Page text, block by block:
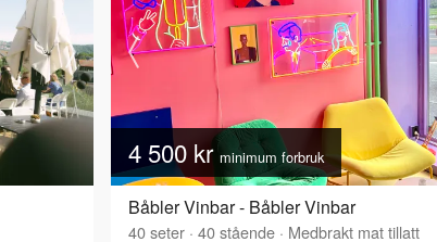
4 500 krminimum forbruk
Båbler Vinbar - Båbler Vinbar
40seter · 40stående · Medbrakt mat tillatt